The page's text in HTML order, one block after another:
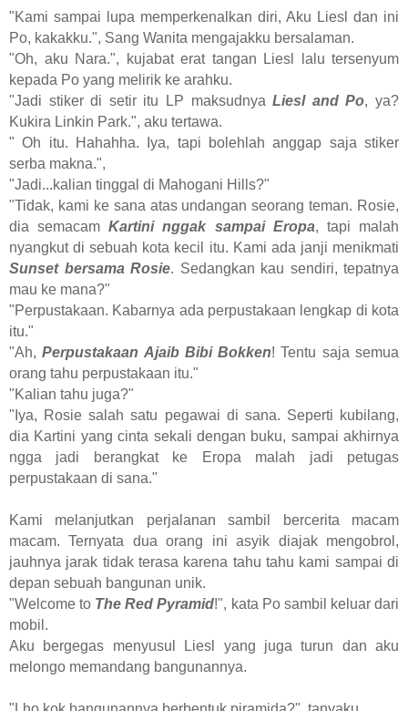
"Kami sampai lupa memperkenalkan diri, Aku Liesl dan ini
Po, kakakku.", Sang Wanita mengajakku bersalaman.
"Oh, aku Nara.", kujabat erat tangan Liesl lalu tersenyum
kepada Po yang melirik ke arahku.
"Jadi stiker di setir itu LP maksudnya Liesl and Po, ya?
Kukira Linkin Park.", aku tertawa.
" Oh itu. Hahahha. Iya, tapi bolehlah anggap saja stiker
serba makna.",
"Jadi...kalian tinggal di Mahogani Hills?"
"Tidak, kami ke sana atas undangan seorang teman. Rosie,
dia semacamKartini nggak sampai Eropa, tapi malah
nyangkut di sebuah kota kecil itu. Kami ada janji menikmati
Sunset bersama Rosie. Sedangkan kau sendiri, tepatnya
mau ke mana?"
"Perpustakaan. Kabarnya ada perpustakaan lengkap di kota
itu."
"Ah,Perpustakaan Ajaib Bibi Bokken! Tentu saja semua
orang tahu perpustakaan itu."
"Kalian tahu juga?"
"Iya, Rosie salah satu pegawai di sana. Seperti kubilang,
dia Kartini yang cinta sekali dengan buku, sampai akhirnya
ngga jadi berangkat ke Eropa malah jadi petugas
perpustakaan di sana."
Kami melanjutkan perjalanan sambil bercerita macam
macam. Ternyata dua orang ini asyik diajak mengobrol,
jauhnya jarak tidak terasa karena tahu tahu kami sampai di
depan sebuah bangunan unik.
"Welcome to The Red Pyramid!", kata Po sambil keluar dari
mobil.
Aku bergegas menyusul Liesl yang juga turun dan aku
melongo memandang bangunannya.